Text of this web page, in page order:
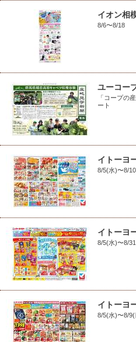
イオン相
8/6〜8/18
ユーコー
「コープの
ート
イトーヨ
8/5(水)〜8/
イトーヨ
8/5(水)〜8/
イトーヨ
8/5(水)〜8/